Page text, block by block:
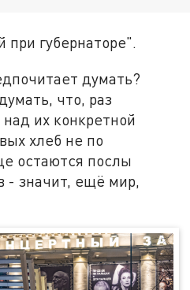
губернаторе".
думать?
что, раз
их конкретной
хлеб не по
остаются послы
- значит, ещё мир,